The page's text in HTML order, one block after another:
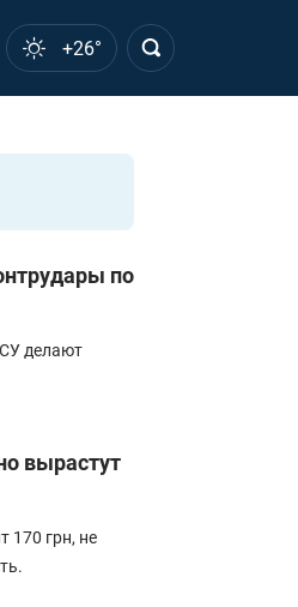
+26°
по
делают
вырастут
170 грн, не